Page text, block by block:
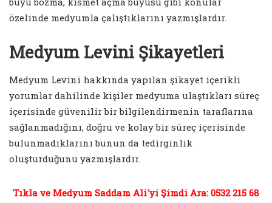
özelinde medyumla çalıştıklarını yazmışlardır.
Medyum Levini Şikayetleri
Medyum Levini hakkında yapılan şikayet içerikli
yorumlar dahilinde kişiler medyuma ulaştıkları süreç
içerisinde güvenilir bir bilgilendirmenin taraflarına
sağlanmadığını, doğru ve kolay bir süreç içerisinde
bulunmadıklarını bunun da tedirginlik
oluşturduğunu yazmışlardır.
Tıkla ve Medyum Saddam Ali'yi Şimdi Ara: 0532 215 68